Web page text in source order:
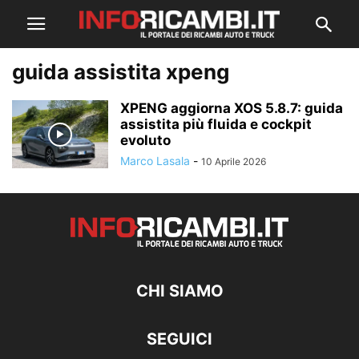
guida assistita xpeng
XPENG aggiorna XOS 5.8.7: guida
assistita più fluida e cockpit
evoluto
Marco Lasala - 10 Aprile 2026
CHI SIAMO
SEGUICI